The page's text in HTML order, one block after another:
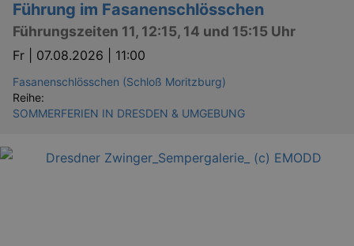
Führung im Fasanenschlösschen
Führungszeiten 11, 12:15, 14 und 15:15 Uhr
Fr | 07.08.2026 | 11:00
Fasanenschlösschen (Schloß Moritzburg)
Reihe:
SOMMERFERIEN IN DRESDEN & UMGEBUNG